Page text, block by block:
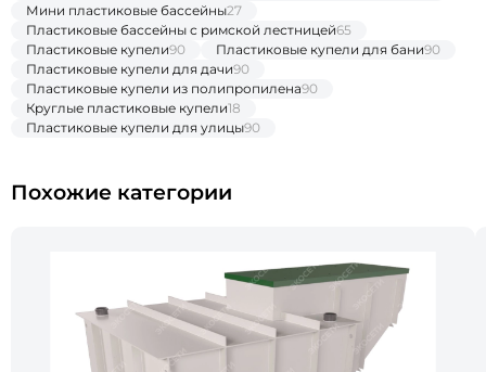
Мини пластиковые бассейны27
Пластиковые бассейны с римской лестницей65
Пластиковые купели90 Пластиковые купели для бани90
Пластиковые купели для дачи90
Пластиковые купели из полипропилена90
Круглые пластиковые купели18
Пластиковые купели для улицы90
Похожие категории